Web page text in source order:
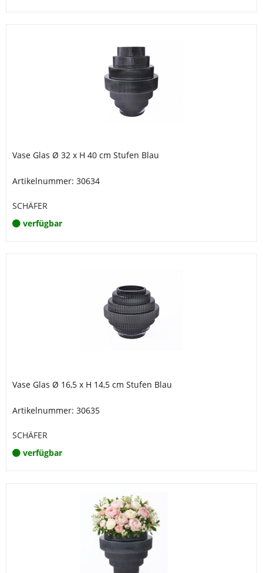
Vase Glas Ø 32 x H 40 cm Stufen Blau
Artikelnummer: 30634
SCHÄFER
verfügbar
Vase Glas Ø 16,5 x H 14,5 cm Stufen Blau
Artikelnummer: 30635
SCHÄFER
verfügbar